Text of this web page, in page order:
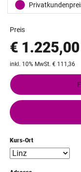
Kurs-Ort
Preis
€ 1.225,00
inkl. 10% MwSt. € 111,36